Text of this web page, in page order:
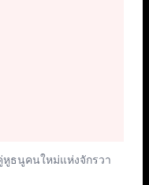
หูธนูคนใหม่แห่งจักรวา